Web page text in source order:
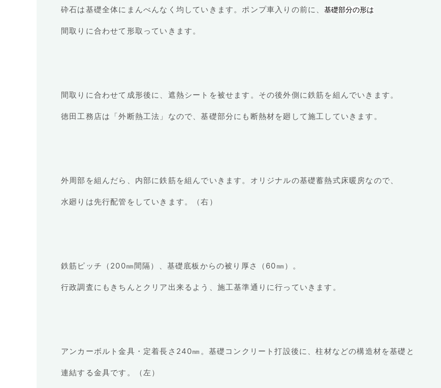
砕石は基礎全体にまんべんなく均していきます。ポンプ車入りの前に、基礎部分の形は
間取りに合わせて形取っていきます。
間取りに合わせて成形後に、遮熱シートを被せます。その後外側に鉄筋を組んでいきます。
徳田工務店は「外断熱工法」なので、基礎部分にも断熱材を廻して施工していきます。
外周部を組んだら、内部に鉄筋を組んでいきます。オリジナルの基礎蓄熱式床暖房なので、
水廻りは先行配管をしていきます。（右）
鉄筋ピッチ（200㎜間隔）、基礎底板からの被り厚さ（60㎜）。
行政調査にもきちんとクリア出来るよう、施工基準通りに行っていきます。
アンカーボルト金具・定着長さ240㎜。基礎コンクリート打設後に、柱材などの構造材を基礎と
連結する金具です。（左）